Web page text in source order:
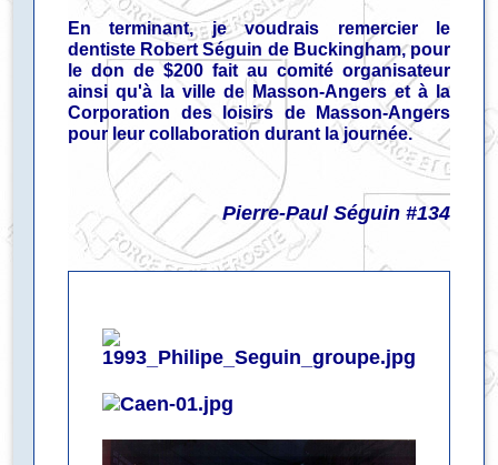
En terminant, je voudrais remercier le
dentiste Robert Séguin de Buckingham, pour
le don de $200 fait au comité organisateur
ainsi qu'à la ville de Masson-Angers et à la
Corporation des loisirs de Masson-Angers
pour leur collaboration durant la journée.
Pierre-Paul Séguin #134